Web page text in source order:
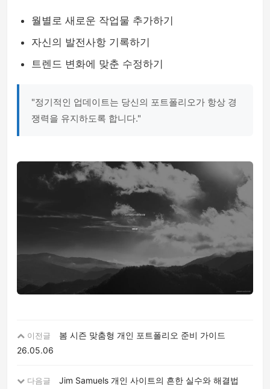
월별로 새로운 작업물 추가하기
자신의 발전사항 기록하기
트렌드 변화에 맞춘 수정하기
"정기적인 업데이트는 당신의 포트폴리오가 항상 경
쟁력을 유지하도록 합니다."
이전글
봄 시즌 맞춤형 개인 포트폴리오 준비 가이드
26.05.06
다음글
Jim Samuels 개인 사이트의 흔한 실수와 해결법